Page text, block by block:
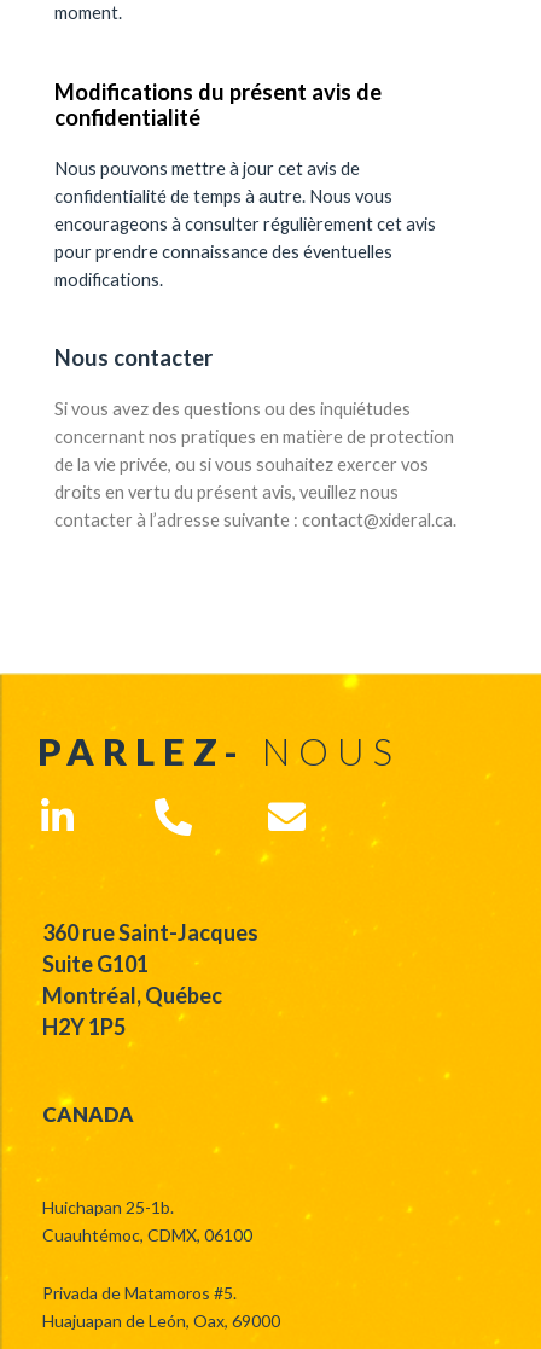
moment.
Modifications du présent avis de
confidentialité
Nous pouvons mettre à jour cet avis de
confidentialité de temps à autre. Nous vous
encourageons à consulter régulièrement cet avis
pour prendre connaissance des éventuelles
modifications.
Nous contacter
Si vous avez des questions ou des inquiétudes
concernant nos pratiques en matière de protection
de la vie privée, ou si vous souhaitez exercer vos
droits en vertu du présent avis, veuillez nous
contacter à l’adresse suivante : contact@xideral.ca.
PARLEZ- NOUS
360 rue Saint-Jacques
Suite G101
Montréal, Québec
H2Y 1P5
CANADA
Huichapan 25-1b.
Cuauhtémoc, CDMX, 06100
Privada de Matamoros #5.
Huajuapan de León, Oax, 69000